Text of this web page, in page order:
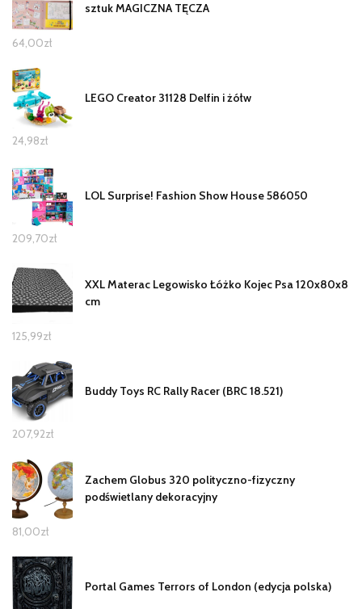
sztuk MAGICZNA TĘCZA
64,00zł
LEGO Creator 31128 Delfin i żółw
24,98zł
LOL Surprise! Fashion Show House 586050
209,70zł
XXL Materac Legowisko Łóżko Kojec Psa 120x80x8
cm
125,99zł
Buddy Toys RC Rally Racer (BRC 18.521)
207,92zł
Zachem Globus 320 polityczno-fizyczny
podświetlany dekoracyjny
81,00zł
Portal Games Terrors of London (edycja polska)